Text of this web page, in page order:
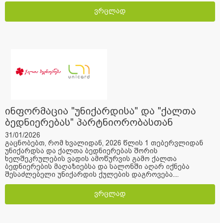
ვრცლად
ინფორმაცია "უნიქარდისა" და "ქალთა
ბედნიერებას" პარტნიორობასთან
დაკავშირებით
31/01/2026
გაცნობებთ, რომ ხვალიდან, 2026 წლის 1 თებერვლიდან
უნიქარდსა და ქალთა ბედნიერებას შორის
ხელშეკრულების ვადის ამოწურვის გამო ქალთა
ბედნიერების მაღაზიებსა და სალონში აღარ იქნება
შესაძლებელი უნიქარდის ქულების დაგროვება....
ვრცლად